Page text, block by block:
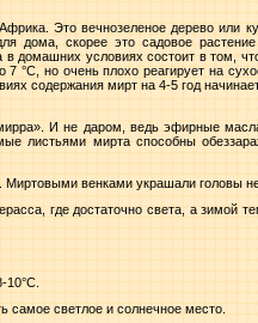
Это вечнозеленое дерево или
дома, скорее это садовое
домашних условиях состоит в том,
°С, но очень плохо реагирует на
содержания мирт на 4-5 год
И не даром, ведь эфирные
листьями мирта способны
венками украшали головы
где достаточно света, а зимой
самое светлое и солнечное место.